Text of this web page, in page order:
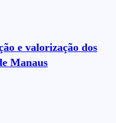
e valorização dos
Manaus